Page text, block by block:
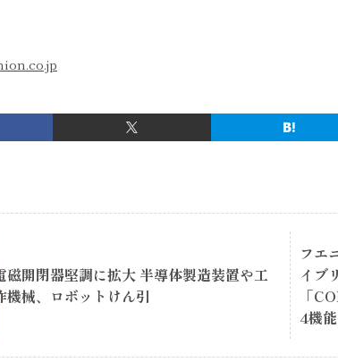
磁開閉器堅調に拡大 半導体製造装置や工
機械、ロボットけん引
フエ
イブ
「
4機